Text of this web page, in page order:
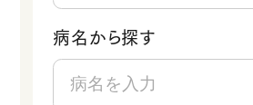
病名から探す